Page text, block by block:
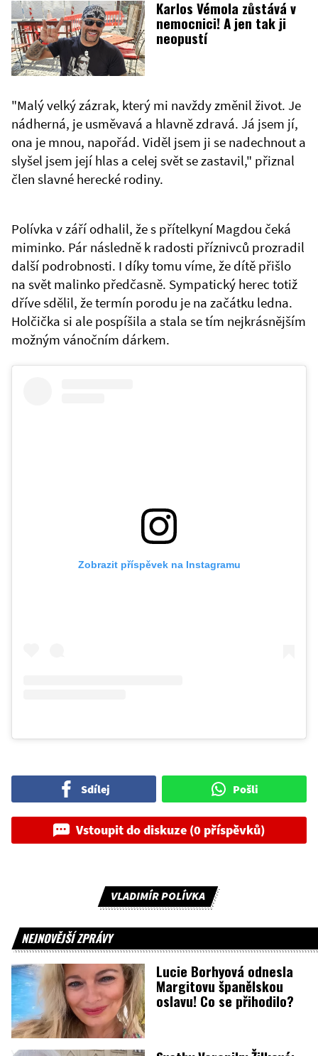
Karlos Vémola zůstává v
nemocnici! A jen tak ji
neopustí
"Malý velký zázrak, který mi navždy změnil život. Je
nádherná, je usměvavá a hlavně zdravá. Já jsem jí,
ona je mnou, napořád. Viděl jsem ji se nadechnout a
slyšel jsem její hlas a celej svět se zastavil," přiznal
člen slavné herecké rodiny.
Polívka v září odhalil, že s přítelkyní Magdou čeká
miminko. Pár následně k radosti příznivců prozradil
další podrobnosti. I díky tomu víme, že dítě přišlo
na svět malinko předčasně. Sympatický herec totiž
dříve sdělil, že termín porodu je na začátku ledna.
Holčička si ale pospíšila a stala se tím nejkrásnějším
možným vánočním dárkem.
Zobrazit příspěvek na Instagramu
Sdílej Pošli
Vstoupit do diskuze (0 příspěvků)
VLADIMÍR POLÍVKA
NEJNOVĚJŠÍ ZPRÁVY
Lucie Borhyová odnesla
Margitovu španělskou
oslavu! Co se přihodilo?